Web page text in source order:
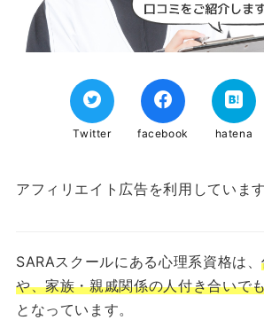
Twitter facebook hatena
アフィリエイト広告を利用しています
SARAスクールにある心理系資格は、
や、家族・親戚関係の人付き合いで
となっています。